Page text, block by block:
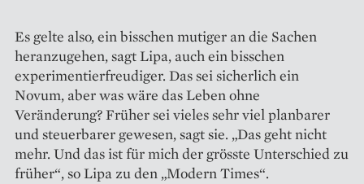
Es gelte also, ein bisschen mutiger an die Sachen
heranzugehen, sagt Lipa, auch ein bisschen
experimentierfreudiger. Das sei sicherlich ein
Novum, aber was wäre das Leben ohne
Veränderung? Früher sei vieles sehr viel planbarer
und steuerbarer gewesen, sagt sie. „Das geht nicht
mehr. Und das ist für mich der grösste Unterschied zu
früher“, so Lipa zu den „Modern Times“.